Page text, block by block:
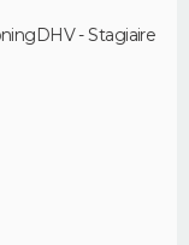
- Stagiaire